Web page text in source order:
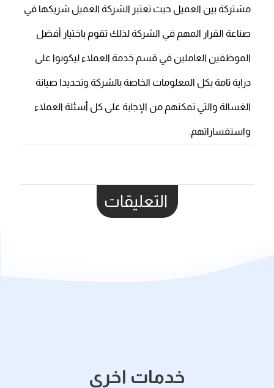
مشتركة بين العميل حيث تعتبر الشركة العميل شريكها في
صناعة القرار المهم في الشركة لذلك تقوم باختيار أفضل
الموظفين العاملين في قسم خدمة العملاء ليكونوا على
دراية تامة بكل المعلومات الخاصة بالشركة وتحديدا صيانة
الغسالة والتي تمكنهم من الإجابة على كل أسئلة العملاء
واستفساراتهم.
التعليقات
خدمات اخري